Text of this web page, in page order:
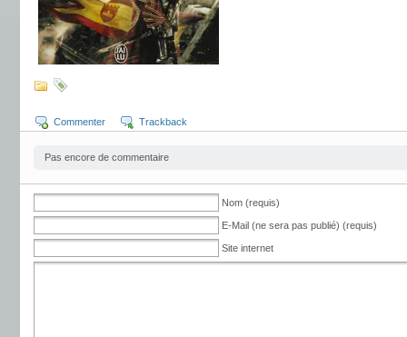
Commenter Trackback
Pas encore de commentaire
Nom (requis)
E-Mail (ne sera pas publié) (requis)
Site internet